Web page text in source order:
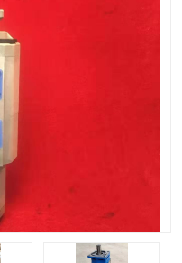
气动元器件